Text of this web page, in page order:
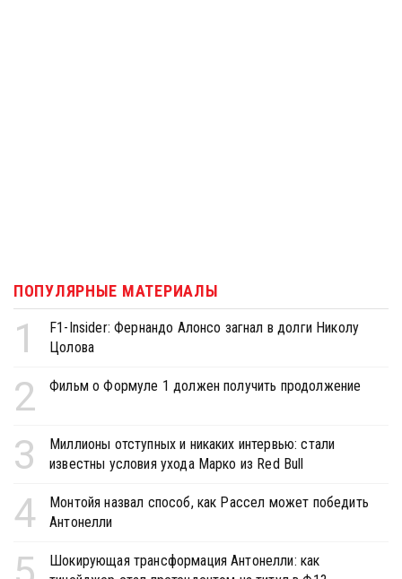
ПОПУЛЯРНЫЕ МАТЕРИАЛЫ
1
F1-Insider: Фернандо Алонсо загнал в долги Николу
Цолова
2 Фильм о Формуле 1 должен получить продолжение
3
Миллионы отступных и никаких интервью: стали
известны условия ухода Марко из Red Bull
4
Монтойя назвал способ, как Рассел может победить
Антонелли
Шокирующая трансформация Антонелли: как